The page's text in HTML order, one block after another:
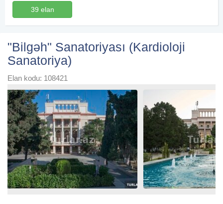
39 elan
"Bilgəh" Sanatoriyası (Kardioloji
Sanatoriya)
Elan kodu: 108421